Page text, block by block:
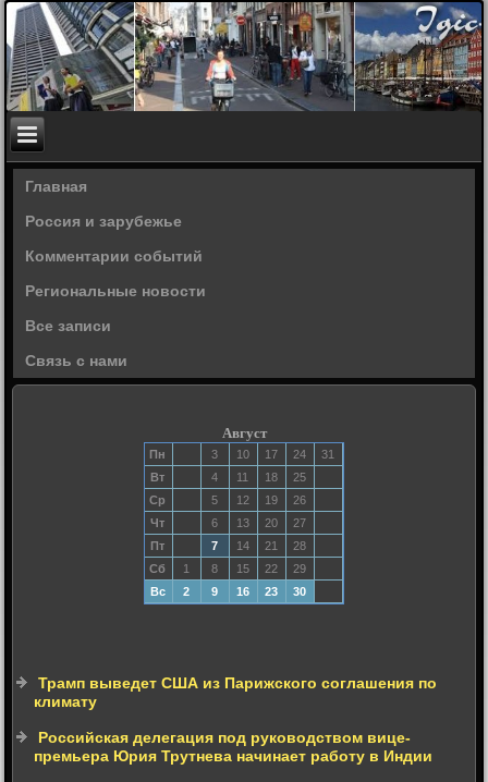
Главная
Россия и зарубежье
Комментарии событий
Региональные новости
Все записи
Связь с нами
Август
Пн 3 10 17 24
31
Вт
4 11 18
25
Ср
5 12 19
26
Чт
6 13 20
27
Пт
7 14 21
28
Сб
1 8 15 22
29
Вс
2 9 16 23 30
Трамп выведет США из Парижского соглашения по
климату
Российская делегация под руководством вице-
премьера Юрия Трутнева начинает работу в Индии